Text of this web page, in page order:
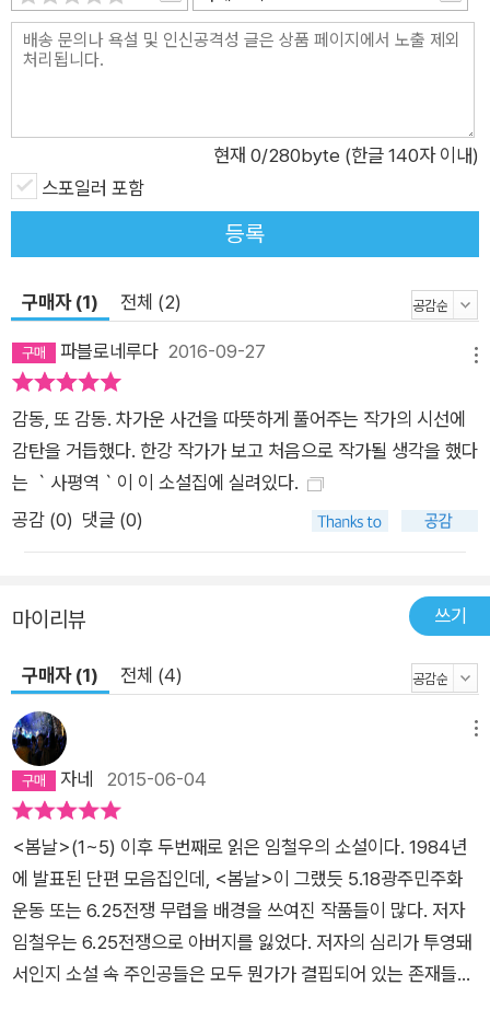
현재 0/280byte (한글 140자 이내)
스포일러 포함
등록
구매자 (1) 전체 (2)
파블로네루다 2016-09-27
감동, 또 감동. 차가운 사건을 따뜻하게 풀어주는 작가의 시선에
감탄을 거듭했다. 한강 작가가 보고 처음으로 작가될 생각을 했다
는 ｀사평역｀이 이 소설집에 실려있다.
공감 (0) 댓글 (0)
마이리뷰 쓰기
구매자 (1) 전체 (4)
자네 2015-06-04
<봄날>(1~5) 이후 두번째로 읽은 임철우의 소설이다. 1984년
에 발표된 단편 모음집인데, <봄날>이 그랬듯 5.18광주민주화
운동 또는 6.25전쟁 무렵을 배경을 쓰여진 작품들이 많다. 저자
임철우는 6.25전쟁으로 아버지를 잃었다. 저자의 심리가 투영돼
서인지 소설 속 주인공들은 모두 뭔가가 결핍되어 있는 존재들이